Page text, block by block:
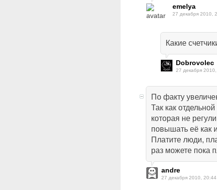
emelya
27 декабря 2010,
Какие
Dobrovolec
27 декабря
По факту
Так как
которая не
повышать её как
Платите люди,
раз можете пока
andre
27 декабря 2010, 20:44